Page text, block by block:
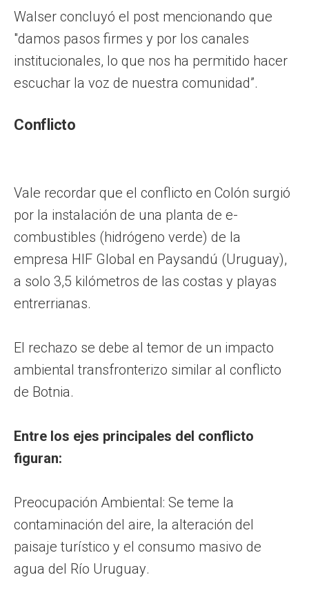
Walser concluyó el post mencionando que
"damos pasos firmes y por los canales
institucionales, lo que nos ha permitido hacer
escuchar la voz de nuestra comunidad”.
Conflicto
Vale recordar que el conflicto en Colón surgió
por la instalación de una planta de e-
combustibles (hidrógeno verde) de la
empresa HIF Global en Paysandú (Uruguay),
a solo 3,5 kilómetros de las costas y playas
entrerrianas.
El rechazo se debe al temor de un impacto
ambiental transfronterizo similar al conflicto
de Botnia.
Entre los ejes principales del conflicto
figuran:
Preocupación Ambiental: Se teme la
contaminación del aire, la alteración del
paisaje turístico y el consumo masivo de
agua del Río Uruguay.